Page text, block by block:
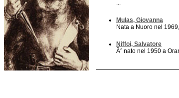
Mulas, Giovanna
Nata a Nuoro nel
Niffoi, Salvatore
Ãˆ nato nel 1950 a